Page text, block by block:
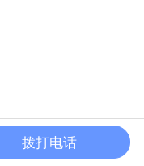
公装设计 关于文丰
拨打电话